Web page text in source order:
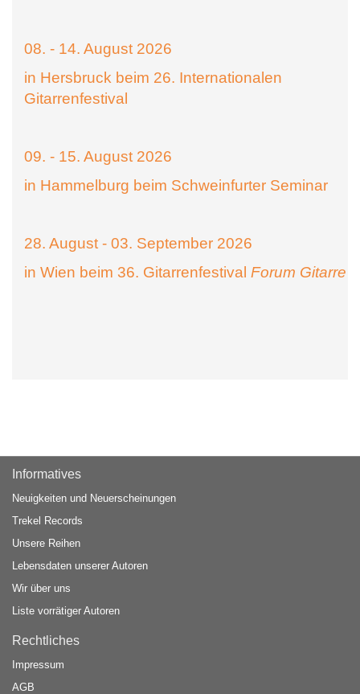
08. - 14. August 2026
in Hersbruck beim 26. Internationalen
Gitarrenfestival
09. - 15. August 2026
in Hammelburg beim Schweinfurter Seminar
28. August - 03. September 2026
in Wien beim 36. Gitarrenfestival Forum Gitarre
Informatives
Neuigkeiten und Neuerscheinungen
Trekel Records
Unsere Reihen
Lebensdaten unserer Autoren
Wir über uns
Liste vorrätiger Autoren
Rechtliches
Impressum
AGB